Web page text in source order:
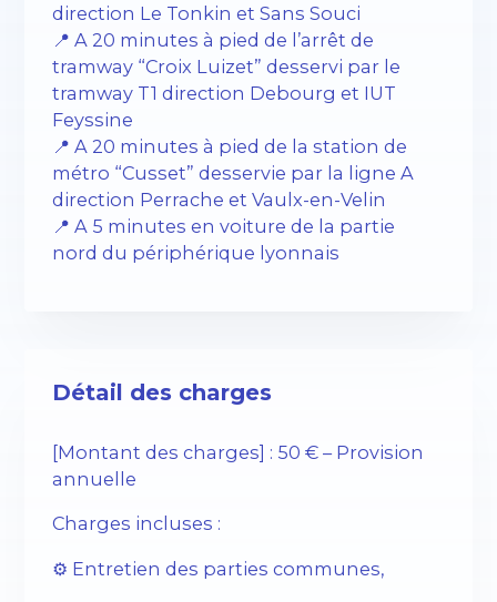
direction Le Tonkin et Sans Souci
📍 A 20 minutes à pied de l’arrêt de
tramway “Croix Luizet” desservi par le
tramway T1 direction Debourg et IUT
Feyssine
📍 A 20 minutes à pied de la station de
métro “Cusset” desservie par la ligne A
direction Perrache et Vaulx-en-Velin
📍 A 5 minutes en voiture de la partie
nord du périphérique lyonnais
Détail des charges
[Montant des charges] : 50 € – Provision
annuelle
Charges incluses :
⚙️ Entretien des parties communes,